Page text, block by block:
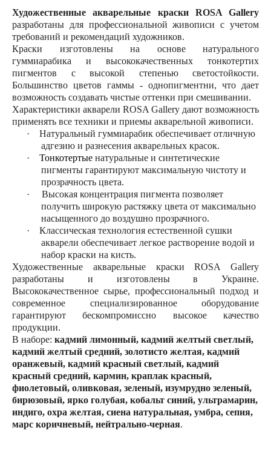
Художественные акварельные краски ROSA Gallery
разработаны для профессиональной живописи с учетом
требований и рекомендаций художников.
Краски изготовлены на основе натурального
гуммиарабика и высококачественных тонкотертих
пигментов с высокой степенью светостойкости.
Большинство цветов гаммы - однопигментни, что дает
возможность создавать чистые оттенки при смешивании.
Характеристики акварели ROSA Gallery дают возможность
применять все техники и приемы акварельной живописи.
·
Натуральный гуммиарабик обеспечивает отличную
адгезию и разнесения акварельных красок.
·
Тонкотертые натуральные и синтетические
пигменты гарантируют максимальную чистоту и
прозрачность цвета.
·
Высокая концентрация пигмента позволяет
получить широкую растяжку цвета от максимально
насыщенного до воздушно прозрачного.
·
Классическая технология естественной сушки
акварели обеспечивает легкое растворение водой и
набор краски на кисть.
Художественные акварельные краски ROSA Gallery
разработаны и изготовлены в Украине.
Высококачественное сырье, профессиональный подход и
современное специализированное оборудование
гарантируют бескомпромиссно высокое качество
продукции.
В наборе: кадмий лимонный, кадмий желтый светлый,
кадмий желтый средний, золотисто желтая, кадмий
оранжевый, кадмий красный светлый, кадмий
красный средний, кармин, краплак красный,
фиолетовый, оливковая, зеленый, изумрудно зеленый,
бирюзовый, ярко голубая, кобальт синий, ультрамарин,
индиго, охра желтая, сиена натуральная, умбра, сепия,
марс коричневый, нейтрально-черная.